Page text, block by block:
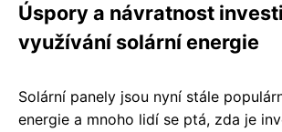
Úspory a návratnost
využívání solární energie
Solární panely jsou nyní stále
energie a mnoho lidí se ptá, zda je